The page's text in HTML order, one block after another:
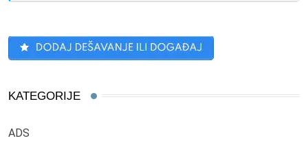
KATEGORIJE
ADS